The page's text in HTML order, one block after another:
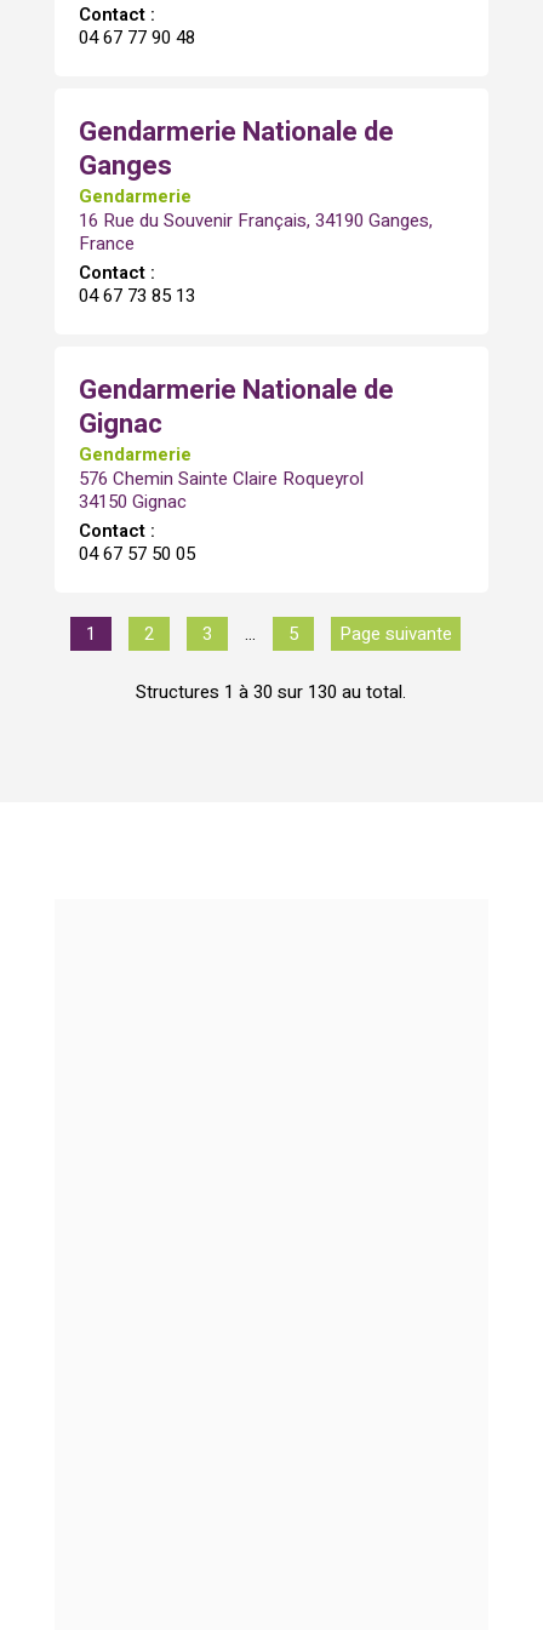
Contact :
04 67 77 90 48
Gendarmerie Nationale de
Ganges
Gendarmerie
16 Rue du Souvenir Français, 34190 Ganges,
France
Contact :
04 67 73 85 13
Gendarmerie Nationale de
Gignac
Gendarmerie
576 Chemin Sainte Claire Roqueyrol
34150 Gignac
Contact :
04 67 57 50 05
1 2 3 … 5 Page suivante
Structures 1 à 30 sur 130 au total.